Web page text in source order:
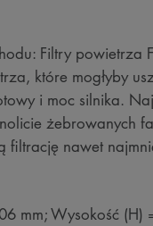
Filtry powietrza
które mogłyby
i moc silnika.
żebrowanych
nawet
mm; Wysokość (H)